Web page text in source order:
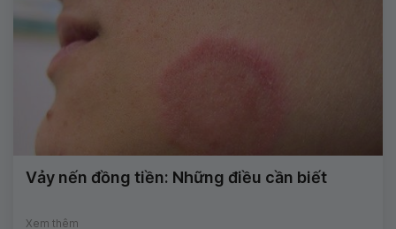
Vảy nến đồng tiền: Những điều cần biết
Xem thêm